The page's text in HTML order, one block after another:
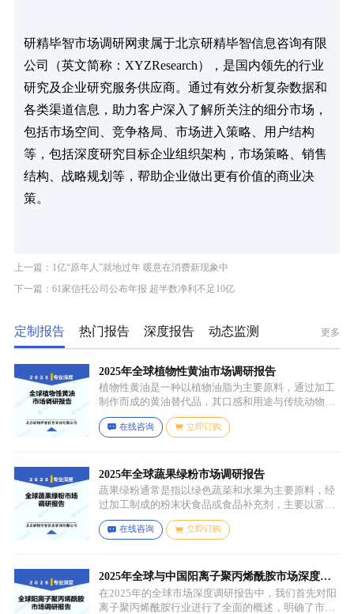
研精毕智市场调研网隶属于北京研精毕智信息咨询有限
公司（英文简称：XYZResearch），是国内领先的行业
研究及企业研究服务供应商。通过有效分析复杂数据和
各类渠道信息，助力客户深入了解所关注的细分市场，
包括市场空间、竞争格局、市场进入策略、用户结构
等，包括深度研究目标企业组织架构，市场策略、销售
结构、战略规划等，帮助企业做出更有价值的商业决
策。
上一篇：1亿“原年人”就地过年 暖意在消费新现象中
下一篇：61家信托公司公布年报 超半数净利不足10亿
定制报告 热门报告 深度报告 动态监测 更多
2025年全球植物性黄油市场调研报告
植物性黄油是一种以植物油脂为主要原料，通过加工
制作而成的黄油替代品，其口感和用途与传统动物黄
油较为相似，常见的有大豆油、菜籽油、椰子油、棕
榈油等，这些植物油脂经过精炼、氢化或酯交换等工
用香精、色素等，以改善口感、延长保质期和调整风
味。
在线咨询 立即订购
2025年全球蔬果绿粉市场调研报告
蔬果绿粉通常是指以绿色蔬菜和水果为主要原料，经
过加工制成的粉末状食品或食品补充剂，主要以富含
叶绿素、膳食纤维、维生素、矿物质等营养成分的绿
色蔬菜和水果为原料，常见的包括菠菜、羽衣甘蓝、
等，有时也会搭配其他颜色的蔬果（如胡萝卜、甜菜
根等）以丰富营养等绿色水果。
在线咨询 立即订购
2025年全球与中国阳离子聚丙烯酰胺市场深度调
研报告：行业趋势与投资前景分析
在2025年的全球市场深度调研报告中，我们首先对阳
离子聚丙烯酰胺行业进行了全面的概述，明确了市场